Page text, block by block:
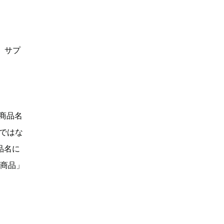
サプ
品名
はな
名に
品」